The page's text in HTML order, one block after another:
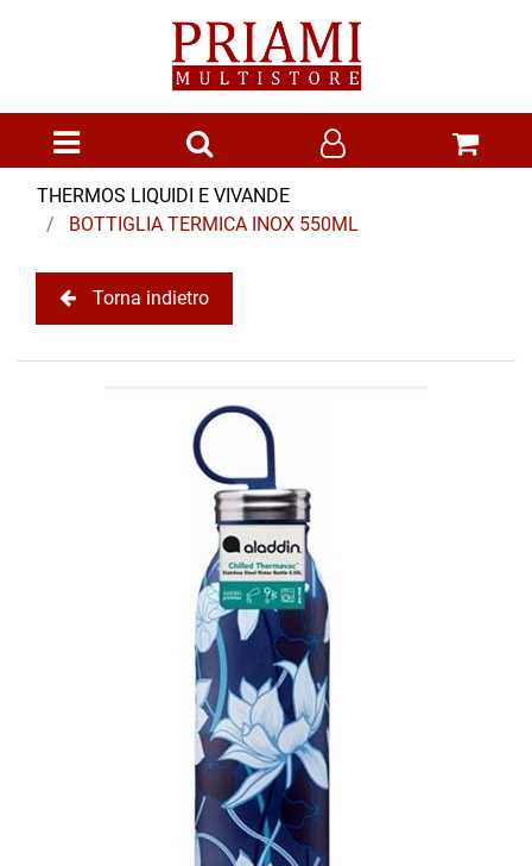
Open menu
THERMOS LIQUIDI E VIVANDE
BOTTIGLIA TERMICA INOX 550ML
Torna indietro